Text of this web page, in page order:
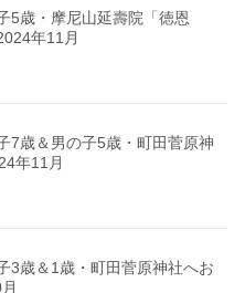
5歳・摩尼山延壽院「徳恩
年11月
7歳＆男の子5歳・町田菅原神
年11月
3歳＆1歳・町田菅原神社へお